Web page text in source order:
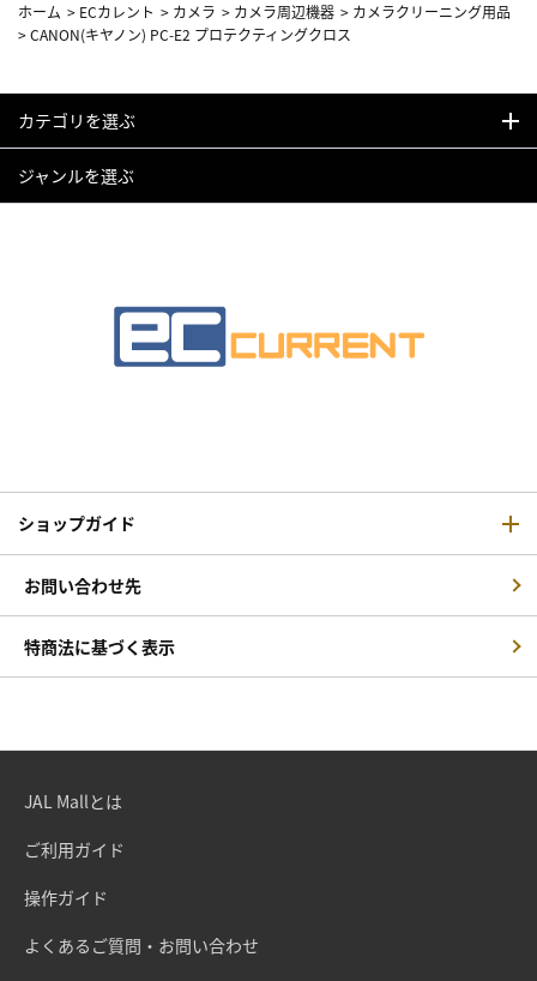
ホーム > ECカレント > カメラ > カメラ周辺機器 > カメラクリーニング用品
>CANON(キヤノン) PC-E2 プロテクティングクロス
カテゴリを選ぶ
ジャンルを選ぶ
ショップガイド
お問い合わせ先
特商法に基づく表示
JAL Mallとは
ご利用ガイド
操作ガイド
よくあるご質問・お問い合わせ